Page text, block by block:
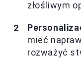
złośliwym
mieć
rozważyć